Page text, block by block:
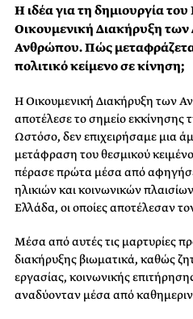
Η ιδέα για τη δημιουργία
Οικουμενική Διακήρυξη
Ανθρώπου. Πώς
πολιτικό κείμενο σε κίνηση;
Η Οικουμενική Διακήρυξη των
αποτέλεσε το σημείο εκκίνησης
Ωστόσο, δεν επιχειρήσαμε μια
μετάφραση του θεσμικού
πέρασε πρώτα μέσα από
ηλικιών και κοινωνικών
Ελλάδα, οι οποίες αποτέλεσαν
Μέσα από αυτές τις μαρτυρίες
διακήρυξης βιωματικά, καθώς
εργασίας, κοινωνικής
αναδύονταν μέσα από